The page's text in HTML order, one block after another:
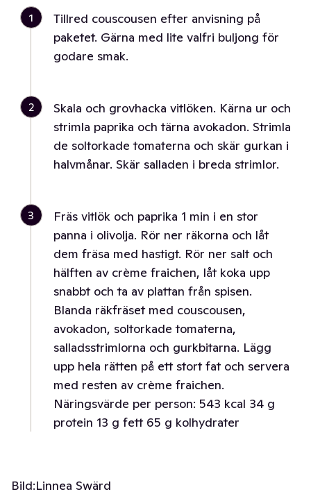
1
Tillred couscousen efter anvisning på
paketet. Gärna med lite valfri buljong för
godare smak.
2
Skala och grovhacka vitlöken. Kärna ur och
strimla paprika och tärna avokadon. Strimla
de soltorkade tomaterna och skär gurkan i
halvmånar. Skär salladen i breda strimlor.
3
Fräs vitlök och paprika 1 min i en stor
panna i olivolja. Rör ner räkorna och låt
dem fräsa med hastigt. Rör ner salt och
hälften av crème fraichen, låt koka upp
snabbt och ta av plattan från spisen.
Blanda räkfräset med couscousen,
avokadon, soltorkade tomaterna,
salladsstrimlorna och gurkbitarna. Lägg
upp hela rätten på ett stort fat och servera
med resten av crème fraichen.
Näringsvärde per person: 543 kcal 34 g
protein 13 g fett 65 g kolhydrater
Bild:Linnea Swärd